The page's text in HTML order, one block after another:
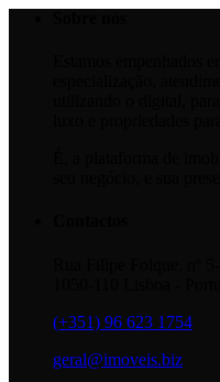
(+351) 96 623 1754
geral@imoveis.biz